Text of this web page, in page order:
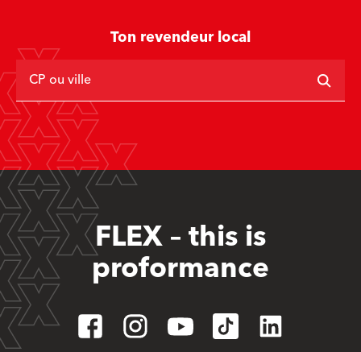
Ton revendeur local
CP ou ville
FLEX – this is
proformance